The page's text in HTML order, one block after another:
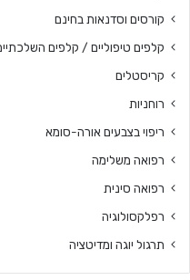
קורסים וסדנאות בחינם
קלפים טיפוליים / קלפים
קריסטלים
רוחניות
ריפוי בצבעים אורה-סומא
רפואה משלימה
רפואה סינית
רפלקסולוגיה
תרגול יוגה ומדיטציה